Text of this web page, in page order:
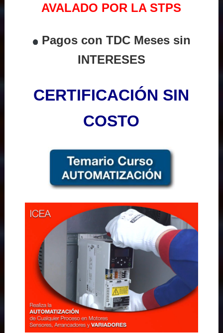
AVALADO POR LA STPS
Pagos con TDC Meses sin
INTERESES
CERTIFICACIÓN SIN
COSTO